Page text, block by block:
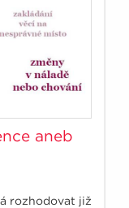
aneb
rozhodovat již